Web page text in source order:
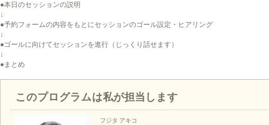
●本日のセッションの説明
↓
●予約フォームの内容をもとにセッションのゴール設定・ヒアリング
↓
●ゴールに向けてセッションを進行（じっくり話せます）
↓
●まとめ
このプログラムは私が担当します
フジタ アキコ